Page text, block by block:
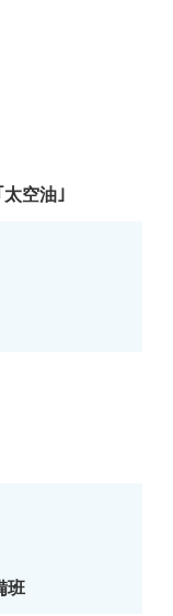
空油｣
班